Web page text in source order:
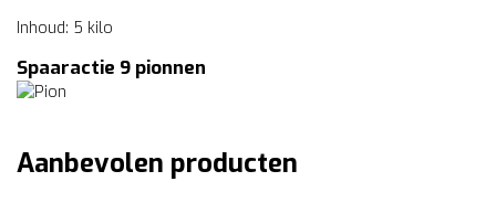
Inhoud: 5 kilo
Spaaractie 9 pionnen
Aanbevolen producten